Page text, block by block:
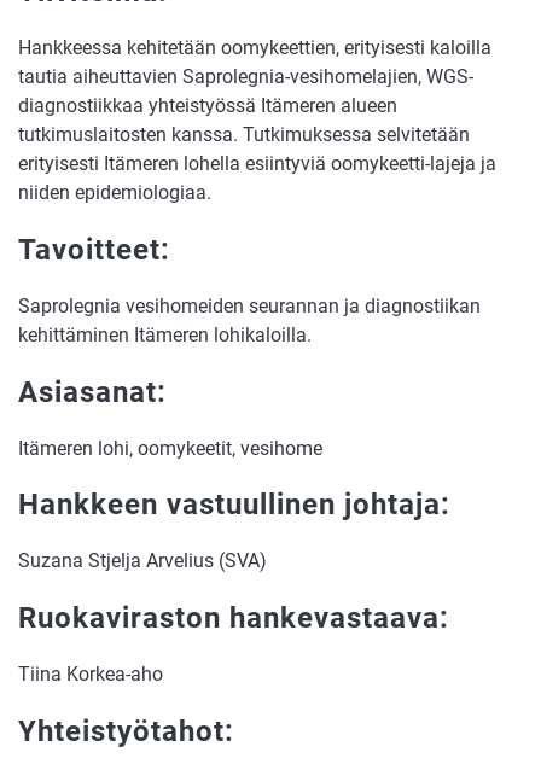
Hankkeessa kehitetään oomykeettien, erityisesti kaloilla
tautia aiheuttavien Saprolegnia-vesihomelajien, WGS-
diagnostiikkaa yhteistyössä Itämeren alueen
tutkimuslaitosten kanssa. Tutkimuksessa selvitetään
erityisesti Itämeren lohella esiintyviä oomykeetti-lajeja ja
niiden epidemiologiaa.
Tavoitteet:
Saprolegnia vesihomeiden seurannan ja diagnostiikan
kehittäminen Itämeren lohikaloilla.
Asiasanat:
Itämeren lohi, oomykeetit, vesihome
Hankkeen vastuullinen johtaja:
Suzana Stjelja Arvelius (SVA)
Ruokaviraston hankevastaava:
Tiina Korkea-aho
Yhteistyötahot: